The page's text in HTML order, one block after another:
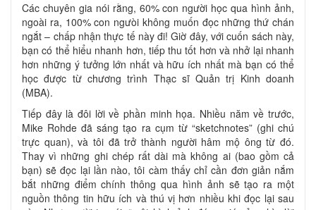
Các chuyên gia nói rằng, 60% con người học qua hình ảnh,
ngoài ra, 100% con ngưòi không muốn đọc những thứ chán
ngắt – chấp nhận thực tế này đi! Giờ đây, với cuốn sách này,
bạn có thể hiểu nhanh hơn, tiếp thu tốt hơn và nhở lại nhanh
hơn những ý tưởng lớn nhất và hữu ích nhất mà bạn có thể
học được từ chương trình Thạc sĩ Quản trị Kinh doanh
(MBA).
Tiếp đây là đôi lời về phần minh họa. Nhiều năm về trước,
Mike Rohde đã sáng tạo ra cụm từ “sketchnotes” (ghi chú
trực quan), và tôi đã trở thành người hâm mộ ông từ đó.
Thay vì những ghi chép rất dài mà không ai (bao gồm cả
bạn) sẽ đọc lại lần nào, tôi càm thấy chỉ cần đơn giản nắm
bắt những điểm chính thông qua hình ảnh sẽ tạo ra một
nguồn thông tin hữu ích và thú vị hơn nhiều khi đọc lại sau